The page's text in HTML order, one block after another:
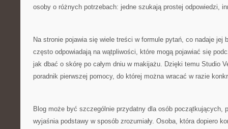
osoby o różnych potrzebach: jedne szukają prostej odpowiedzi,
Na stronie pojawia się wiele treści w formule pytań, co nadaje jej
często odpowiadają na wątpliwości, które mogą pojawiać się
jak dbać o skórę po całym dniu w makijażu. Dzięki temu Studio
poradnik pierwszej pomocy, do której można wracać w razie
Blog może być szczególnie przydatny dla osób początkujących,
wyjaśnia podstawy w sposób zrozumiały. Osoba, która dopiero